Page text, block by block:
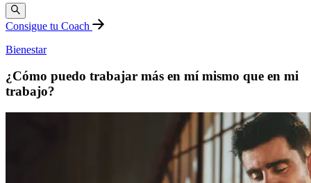
Consigue tu Coach
Bienestar
¿Cómo puedo trabajar más en mí mismo que en mi
trabajo?